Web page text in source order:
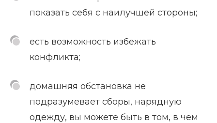
показать себя с наилучшей стороны;
есть возможность избежать
конфликта;
домашняя обстановка не
подразумевает сборы, нарядную
одежду, вы можете быть в том, в чем